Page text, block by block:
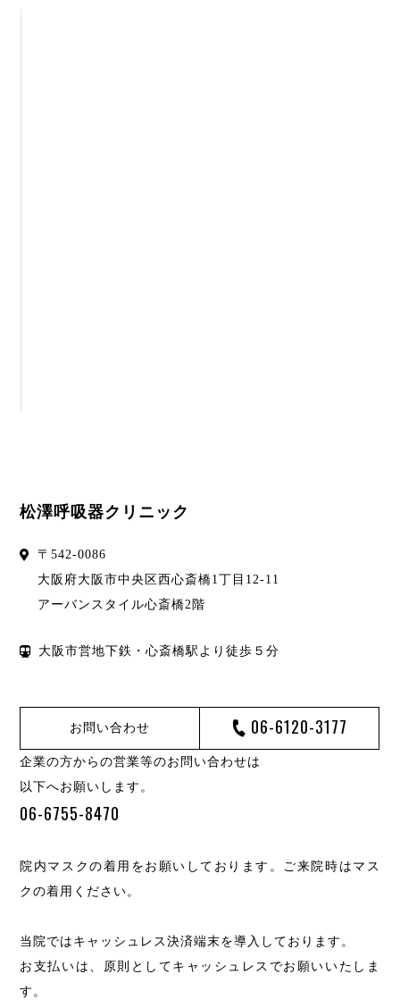
松澤呼吸器クリニック
〒542-0086
大阪府大阪市中央区西心斎橋1丁目12-11
アーバンスタイル心斎橋2階
大阪市営地下鉄・心斎橋駅より徒歩５分
お問い合わせ 06-6120-3177
企業の方からの営業等のお問い合わせは
以下へお願いします。
06-6755-8470
院内マスクの着用をお願いしております。ご来院時はマス
クの着用ください。
当院ではキャッシュレス決済端末を導入しております。
お支払いは、原則としてキャッシュレスでお願いいたしま
す。